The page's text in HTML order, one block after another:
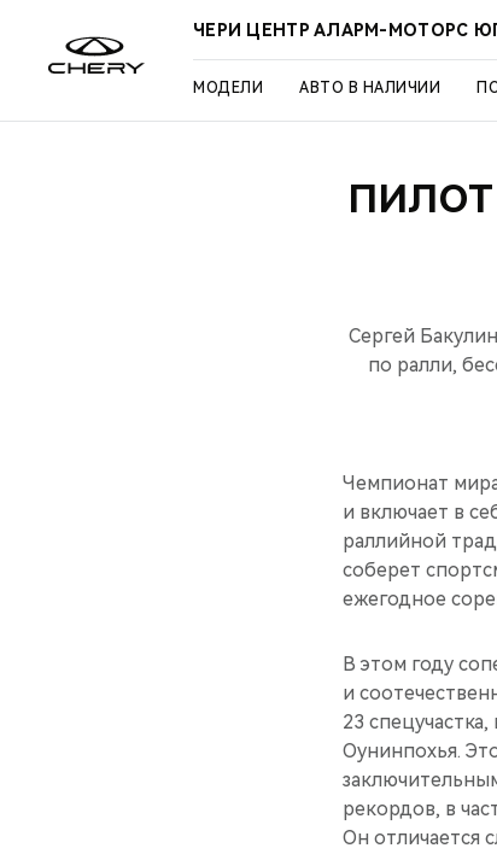
ЧЕРИ ЦЕНТР АЛАРМ-МОТОРС
МОДЕЛИ АВТО В НАЛИЧИИ
Сергей
по ралли,
Чемпионат
и включает в
раллийной
соберет
ежегодное
В этом году
и
23
Оунинпохья.
рекордов, в
Он отличается